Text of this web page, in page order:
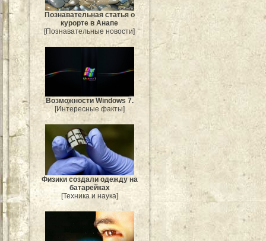
Познавательная статья о
курорте в Анапе
[Познавательные новости]
Возможности Windows 7.
[Интересные факты]
Физики создали одежду на
батарейках
[Техника и наука]